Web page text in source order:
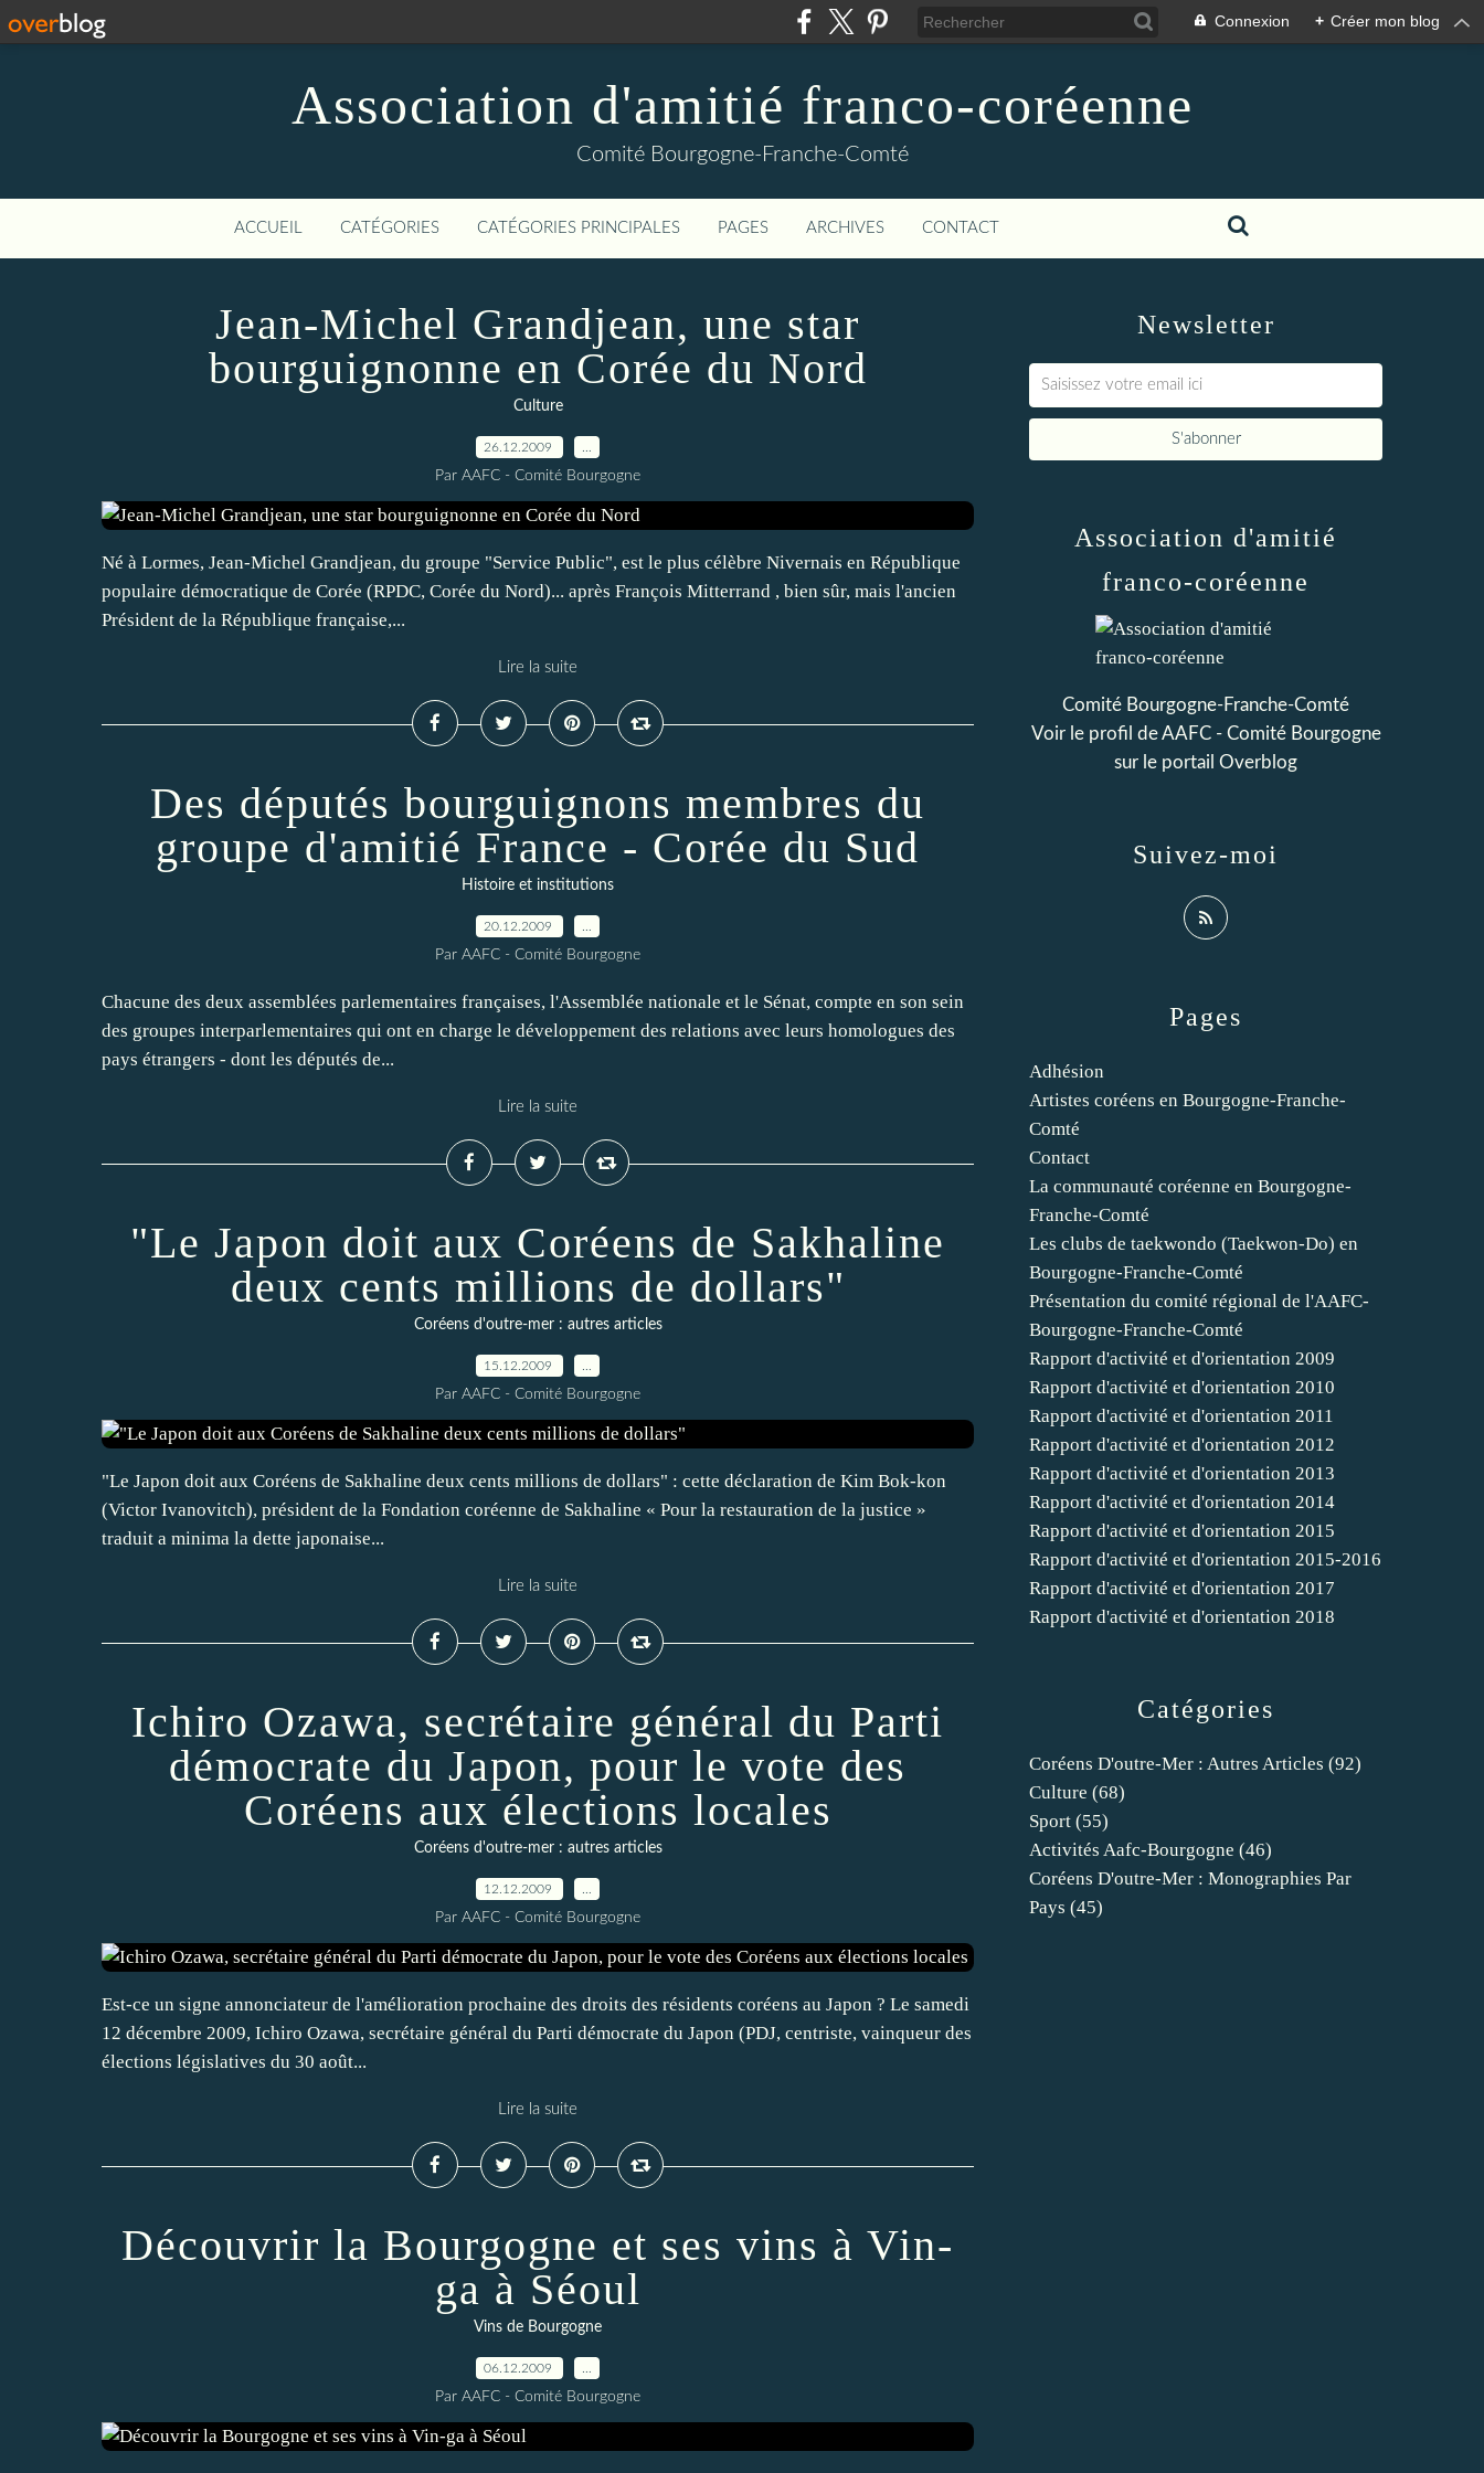
Connexion + Créer mon blog
Association d'amitié franco-coréenne
Comité Bourgogne-Franche-Comté
ACCUEIL CATÉGORIES CATÉGORIES PRINCIPALES PAGES ARCHIVES CONTACT
Jean-Michel Grandjean, une star
bourguignonne en Corée du Nord
Culture
26.12.2009
Par AAFC - Comité Bourgogne
Né à Lormes, Jean-Michel Grandjean, du groupe "Service Public", est le plus célèbre Nivernais en République
populaire démocratique de Corée (RPDC, Corée du Nord)... après François Mitterrand , bien sûr, mais l'ancien
Président de la République française,...
Lire la suite
Des députés bourguignons membres du
groupe d'amitié France - Corée du Sud
Histoire et institutions
20.12.2009
Par AAFC - Comité Bourgogne
Chacune des deux assemblées parlementaires françaises, l'Assemblée nationale et le Sénat, compte en son sein
des groupes interparlementaires qui ont en charge le développement des relations avec leurs homologues des
pays étrangers - dont les députés de...
Lire la suite
"Le Japon doit aux Coréens de Sakhaline
deux cents millions de dollars"
Coréens d'outre-mer : autres articles
15.12.2009
Par AAFC - Comité Bourgogne
"Le Japon doit aux Coréens de Sakhaline deux cents millions de dollars" : cette déclaration de Kim Bok-kon
(Victor Ivanovitch), président de la Fondation coréenne de Sakhaline « Pour la restauration de la justice »
traduit a minima la dette japonaise...
Lire la suite
Ichiro Ozawa, secrétaire général du Parti
démocrate du Japon, pour le vote des
Coréens aux élections locales
Coréens d'outre-mer : autres articles
12.12.2009
Par AAFC - Comité Bourgogne
Est-ce un signe annonciateur de l'amélioration prochaine des droits des résidents coréens au Japon ? Le samedi
12 décembre 2009, Ichiro Ozawa, secrétaire général du Parti démocrate du Japon (PDJ, centriste, vainqueur des
élections législatives du 30 août...
Lire la suite
Découvrir la Bourgogne et ses vins à Vin-
ga à Séoul
Vins de Bourgogne
06.12.2009
Par AAFC - Comité Bourgogne
Newsletter
Catégories
Coréens D'outre-Mer : Autres Articles (92)
Culture (68)
Sport (55)
Activités Aafc-Bourgogne (46)
Coréens D'outre-Mer : Monographies Par
Pays (45)
Pages
Adhésion
Artistes coréens en Bourgogne-Franche-
Comté
Contact
La communauté coréenne en Bourgogne-
Franche-Comté
Les clubs de taekwondo (Taekwon-Do) en
Bourgogne-Franche-Comté
Présentation du comité régional de l'AAFC-
Bourgogne-Franche-Comté
Rapport d'activité et d'orientation 2009
Rapport d'activité et d'orientation 2010
Rapport d'activité et d'orientation 2011
Rapport d'activité et d'orientation 2012
Rapport d'activité et d'orientation 2013
Rapport d'activité et d'orientation 2014
Rapport d'activité et d'orientation 2015
Rapport d'activité et d'orientation 2015-2016
Rapport d'activité et d'orientation 2017
Rapport d'activité et d'orientation 2018
Association d'amitié
franco-coréenne
Comité Bourgogne-Franche-Comté
Voir le profil deAAFC - Comité Bourgogne
sur le portail Overblog
Suivez-moi